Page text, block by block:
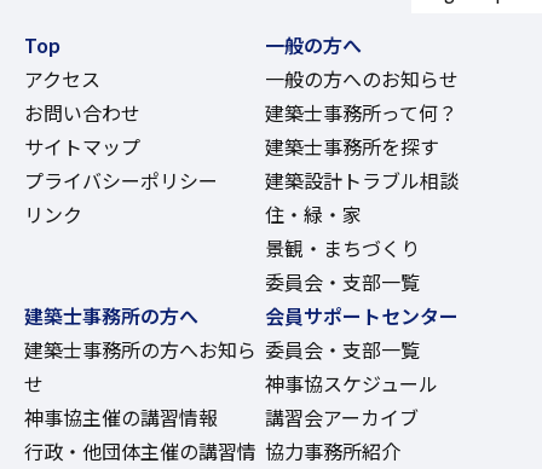
Top
アクセス
お問い合わせ
サイトマップ
プライバシーポリシー
リンク
一般の方へ
一般の方へのお知らせ
建築士事務所って何？
建築士事務所を探す
建築設計トラブル相談
住・緑・家
景観・まちづくり
委員会・支部一覧
建築士事務所の方へ
建築士事務所の方へお知ら
せ
神事協主催の講習情報
行政・他団体主催の講習情
会員サポートセンター
委員会・支部一覧
神事協スケジュール
講習会アーカイブ
協力事務所紹介